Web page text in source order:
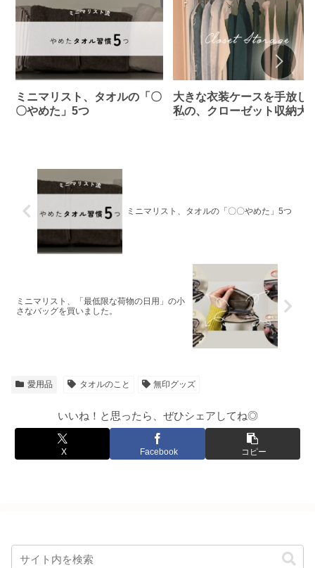
ミニマリスト、タオルの「〇
〇やめた」5つ
大きな衣装ケースを手放し
私の、クローゼット収納大
ミニマリスト、タオルの「〇〇やめた」5つ
ミニマリスト、「最低限な荷物の日用」の小
さなバッグを買いました。
愛用品 タオルのこと 無印グッズ
いいね！と思ったら、ぜひシェアしてね◎
X Facebook コピー